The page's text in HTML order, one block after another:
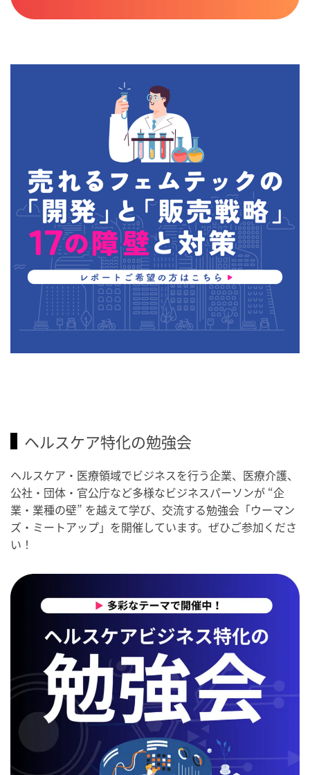
ヘルスケア特化の勉強会
ヘルスケア・医療領域でビジネスを行う企業、医療介護、
公社・団体・官公庁など多様なビジネスパーソンが “企
業・業種の壁” を越えて学び、交流する勉強会「ウーマン
ズ・ミートアップ」を開催しています。ぜひご参加くださ
い！